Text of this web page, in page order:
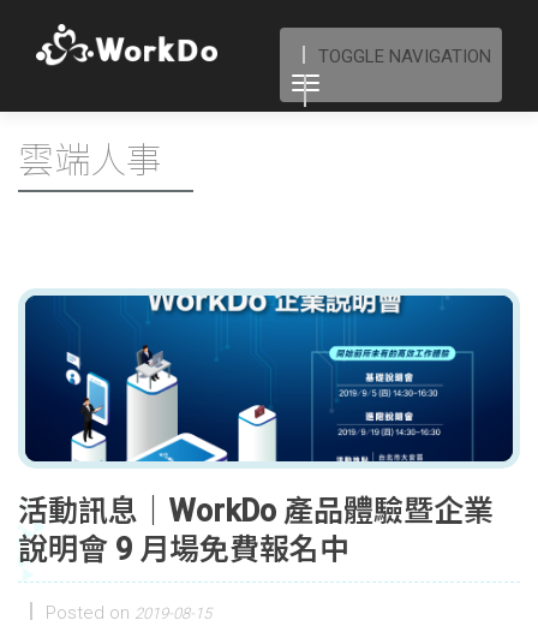
TOGGLE NAVIGATION
雲端人事
活動訊息｜WorkDo 產品體驗暨企業
說明會 9 月場免費報名中
Posted on 2019-08-15